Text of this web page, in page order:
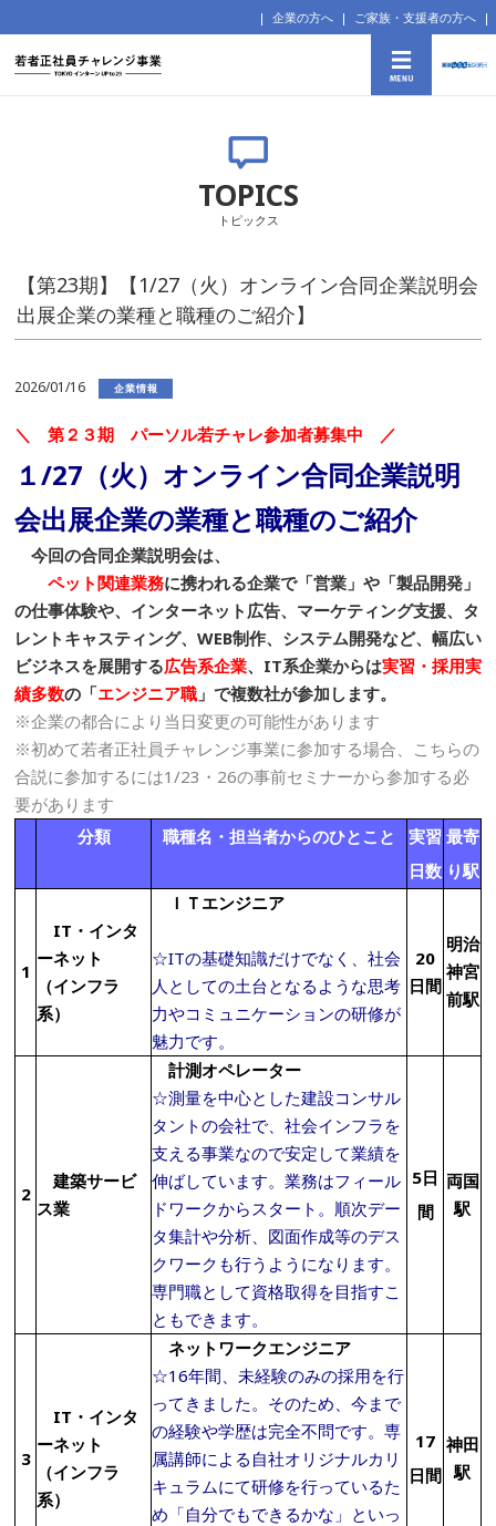
企業の方へ ご家族・支援者の方へ
TOPICS
トピックス
【第23期】【1/27（火）オンライン合同企業説明会
出展企業の業種と職種のご紹介】
2026/01/16 企業情報
＼　第２３期　パーソル若チャレ参加者募集中　／
１/27（火）オンライン合同企業説明
会出展企業の業種と職種のご紹介
今回の合同企業説明会は、
ペット関連業務に携われる企業で「営業」や「製品開発」
の仕事体験や、インターネット広告、マーケティング支援、タ
レントキャスティング、WEB制作、システム開発など、幅広い
ビジネスを展開する広告系企業、IT系企業からは実習・採用実
績多数の「エンジニア職 」で複数社が参加します。
※企業の都合により当日変更の可能性があります
※初めて若者正社員チャレンジ事業に参加する場合、こちらの
合説に参加するには1/23・26の事前セミナーから参加する必
要があります
分類
職種名・担当者からのひとこと
実習
日数
最寄
り駅
1
IT ・インタ
ーネット
（インフラ
系）
ＩＴエンジニア
☆ITの基礎知識だけでなく、社会
人としての土台となるような思考
力やコミュニケーションの研修が
魅力です。
20
日間
明治
神宮
前駅
2
建築サービ
ス業
計測オペレーター
☆測量を中心とした建設コンサル
タントの会社で、社会インフラを
支える事業なので安定して業績を
伸ばしています。業務はフィール
ドワークからスタート。順次デー
タ集計や分析、図面作成等のデス
クワークも行うようになります。
専門職として資格取得を目指すこ
ともできます。
5日
間
両国
駅
3
IT・インタ
ーネット
（インフラ
系）
ネットワークエンジニア
☆16年間、未経験のみの採用を行
ってきました。そのため、今まで
の経験や学歴は完全不問です。専
属講師による自社オリジナルカリ
キュラムにて研修を行っているた
め「自分でもできるかな」といっ
17
日間
神田
駅